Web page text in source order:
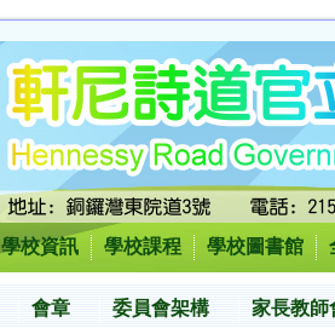
學校資訊 學校課程 學校圖書館
會章 委員會架構 家長教師